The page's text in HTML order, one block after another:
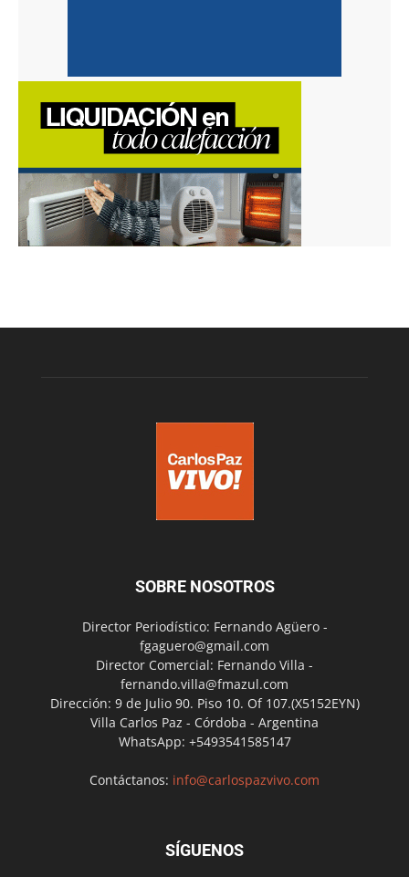
SOBRE NOSOTROS
Director Periodístico: Fernando Agüero -
fgaguero@gmail.com
Director Comercial: Fernando Villa -
fernando.villa@fmazul.com
Dirección: 9 de Julio 90. Piso 10. Of 107.(X5152EYN)
Villa Carlos Paz - Córdoba - Argentina
WhatsApp: +5493541585147
Contáctanos: info@carlospazvivo.com
SÍGUENOS